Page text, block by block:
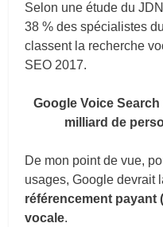
Selon une étude du
38 % des spécialistes
classent la recherche
SEO 2017.
Google Voice
milliard de
De mon point de vue,
usages, Google devrait
référencement payant
vocale.